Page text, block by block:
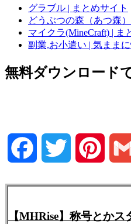
グラブル | まとめサイト
どうぶつの森（あつ森
マイクラ(MineCraft) | ま
副業,お小遣い | 気まま
無料ダウンロード
Facebook Twitter
【MHRise】称号とか